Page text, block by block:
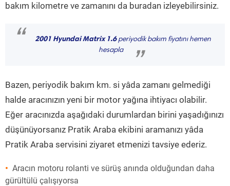
bakım kilometre ve zamanını da buradan izleyebilirsiniz.
“ 2001 Hyundai Matrix 1.6periyodik bakım fiyatını hemen
hesapla
”
Bazen, periyodik bakım km. si yâda zamanı gelmediği
halde aracınızın yeni bir motor yağına ihtiyacı olabilir.
Eğer aracınızda aşağıdaki durumlardan birini yaşadığınızı
düşünüyorsanız Pratik Araba ekibini aramanızı yâda
Pratik Araba servisini ziyaret etmenizi tavsiye ederiz.
Aracın motoru rolanti ve sürüş anında olduğundan daha
gürültülü çalışıyorsa